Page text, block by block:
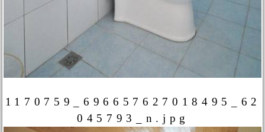
1170759_696657627018495_62
045793_n.jpg